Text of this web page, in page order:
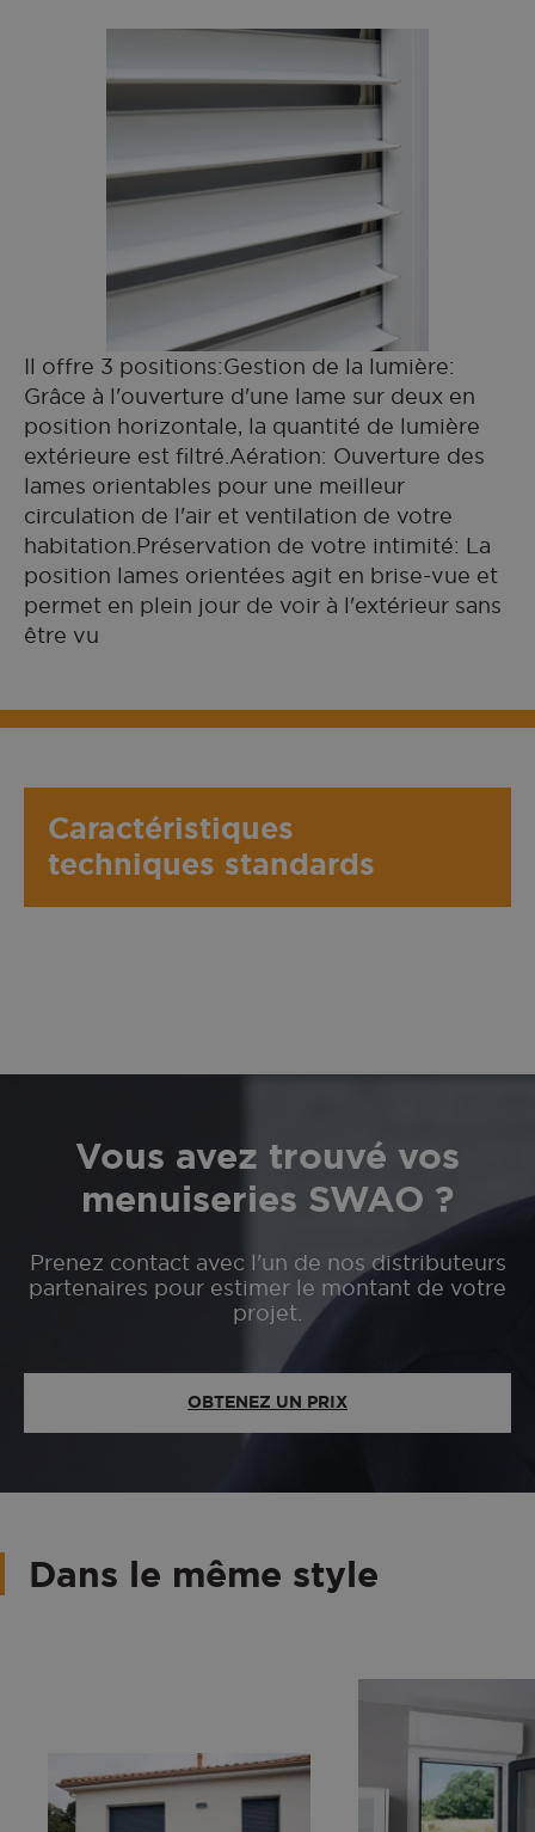
Il offre 3 positions:Gestion de la lumière:
Grâce à l'ouverture d'une lame sur deux en
position horizontale, la quantité de lumière
extérieure est filtré.Aération: Ouverture des
lames orientables pour une meilleur
circulation de l'air et ventilation de votre
habitation.Préservation de votre intimité: La
position lames orientées agit en brise-vue et
permet en plein jour de voir à l'extérieur sans
être vu
Caractéristiques
techniques standards
Vous avez trouvé vos
menuiseries SWAO ?
Prenez contact avec l'un de nos distributeurs
partenaires pour estimer le montant de votre
projet.
OBTENEZ UN PRIX
Dans le même style